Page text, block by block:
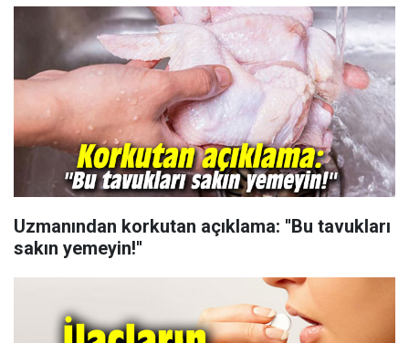
Uzmanından korkutan açıklama: ''Bu tavukları
sakın yemeyin!''